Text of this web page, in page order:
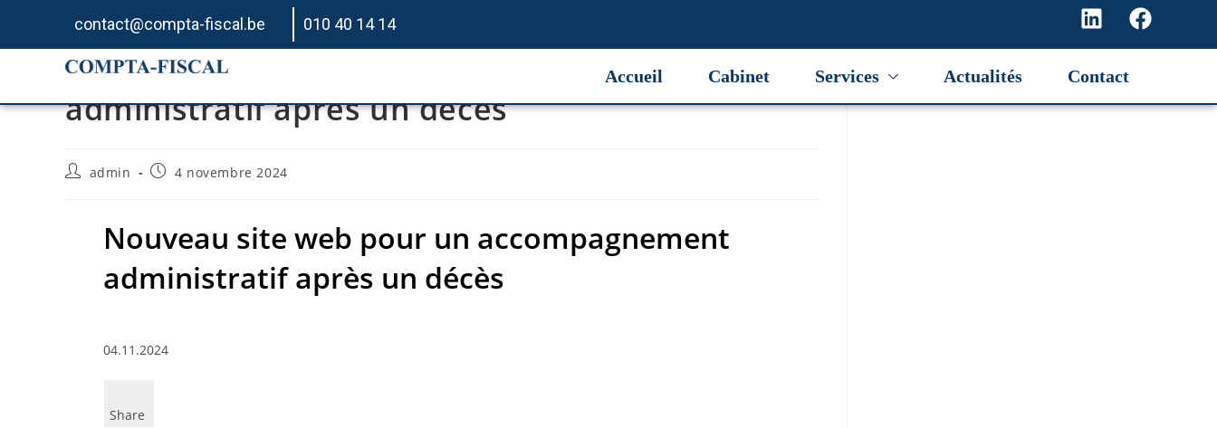
contact@compta-fiscal.be 010 40 14 14
Accueil Cabinet Services Actualités Contact
Nouveau site web pour un accompagnement
administratif après un décès
admin 4 novembre 2024
Nouveau site web pour un accompagnement
administratif après un décès
04.11.2024
Share